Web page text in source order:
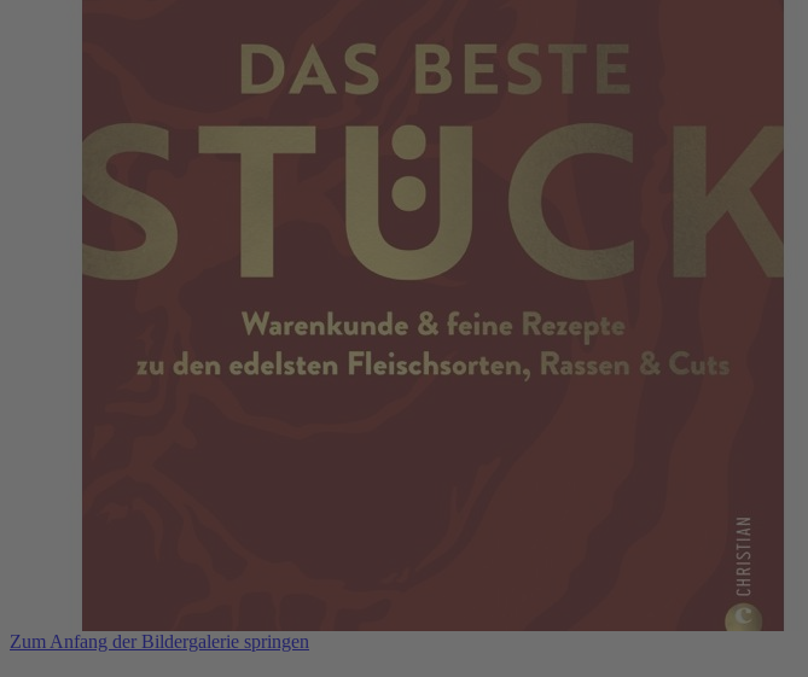
Zum Anfang der Bildergalerie springen